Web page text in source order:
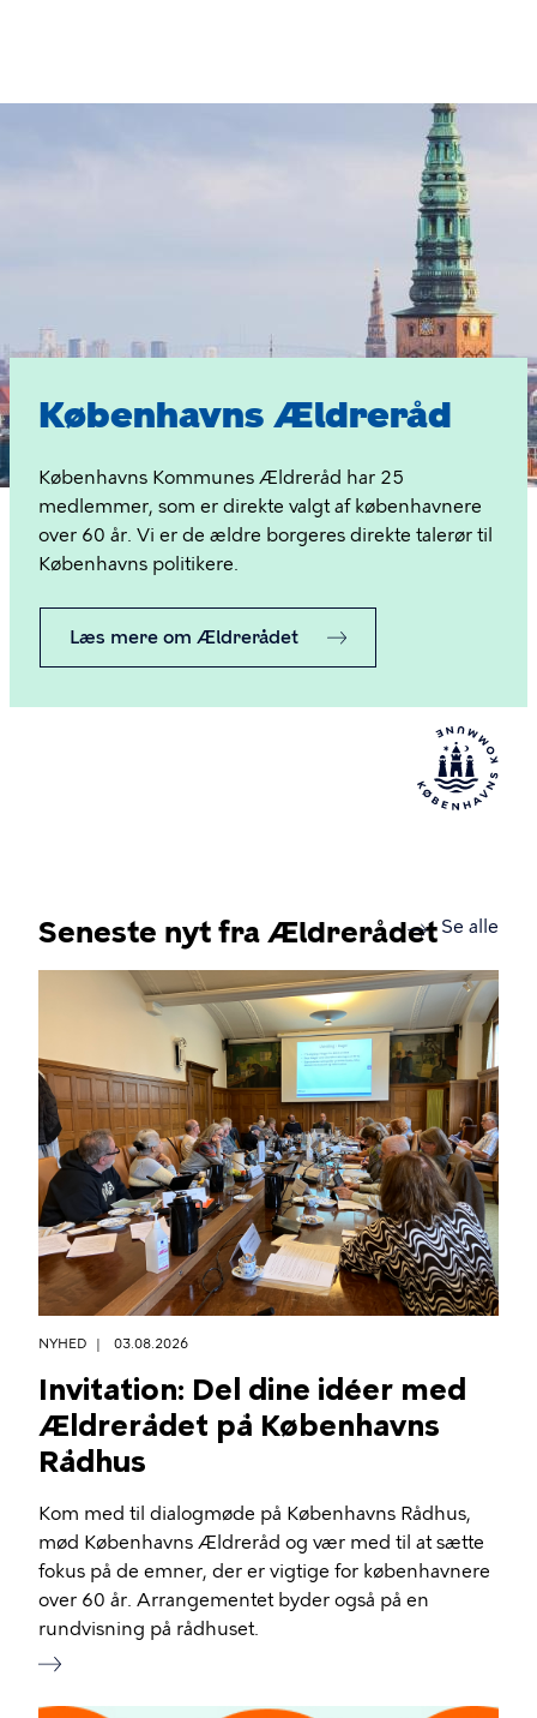
Københavns
Københavns Ældreråd
Københavns Kommunes Ældreråd har 25
medlemmer, som er direkte valgt af københavnere
over 60 år. Vi er de ældre borgeres direkte talerør til
Københavns politikere.
Læs mere om Ældrerådet
Se alle
Seneste nyt fra Ældrerådet
NYHED 03.08.2026
Invitation: Del dine idéer med
Ældrerådet på Københavns
Rådhus
Kom med til dialogmøde på Københavns Rådhus,
mød Københavns Ældreråd og vær med til at sætte
fokus på de emner, der er vigtige for københavnere
over 60 år. Arrangementet byder også på en
rundvisning på rådhuset.